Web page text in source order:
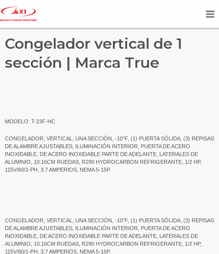
Congelador vertical de 1
sección | Marca True
MODELO: T-23F-HC
CONGELADOR, VERTICAL, UNA SECCIÓN, -10°F, (1) PUERTA SÓLIDA, (3) REPISAS
DE ALAMBRE AJUSTABLES, ILUMINACIÓN INTERIOR, PUERTA DE ACERO
INOXIDABLE, DE ACERO INOXIDABLE PARTE DE ADELANTE, LATERALES DE
ALUMINIO, 10.16CM RUEDAS, R290 HYDROCARBON REFRIGERANTE, 1/2 HP,
115V/60/1-PH, 3.7 AMPERIOS, NEMA 5-15P.
CONGELADOR, VERTICAL, UNA SECCIÓN, -10°F, (1) PUERTA SÓLIDA, (3) REPISAS
DE ALAMBRE AJUSTABLES, ILUMINACIÓN INTERIOR, PUERTA DE ACERO
INOXIDABLE, DE ACERO INOXIDABLE PARTE DE ADELANTE, LATERALES DE
ALUMINIO, 10.16CM RUEDAS, R290 HYDROCARBON REFRIGERANTE, 1/2 HP,
115V/60/1-PH, 3.7 AMPERIOS, NEMA 5-15P.